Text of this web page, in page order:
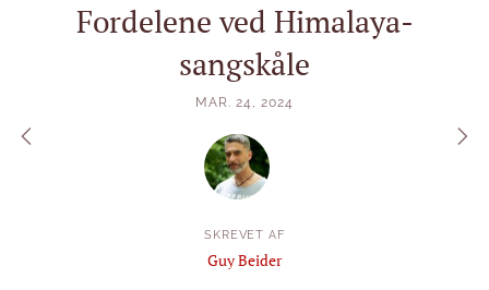
Fordelene ved Himalaya-
sangskåle
MAR. 24, 2024
SKREVET AF
Guy Beider